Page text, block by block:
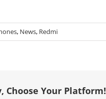
, News, Redmi
Choose Your Platform!